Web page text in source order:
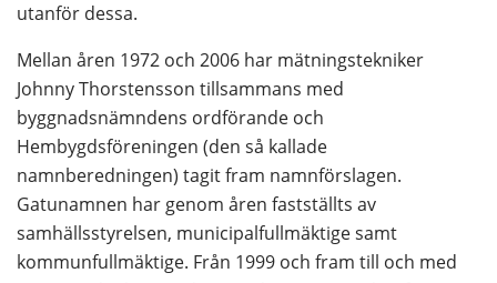
utanför dessa.
Mellan åren 1972 och 2006 har mätningstekniker
Johnny Thorstensson tillsammans med
byggnadsnämndens ordförande och
Hembygdsföreningen (den så kallade
namnberedningen) tagit fram namnförslagen.
Gatunamnen har genom åren fastställts av
samhällsstyrelsen, municipalfullmäktige samt
kommunfullmäktige. Från 1999 och fram till och med